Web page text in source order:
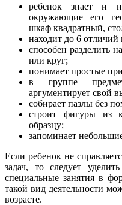
ребенок знает и
окружающие его
шкаф квадратный,
находит до 6
способен разделить
или круг;
понимает простые
в группе
аргументирует свой
собирает пазлы без
строит фигуры из
образцу;
запоминает
Если ребенок не
задач, то следует
специальные занятия в
такой вид деятельности
возрасте.